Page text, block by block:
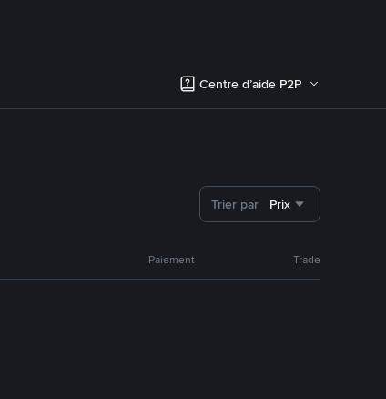
Centre d’aide P2P
Trier par Prix
Paiement Trade